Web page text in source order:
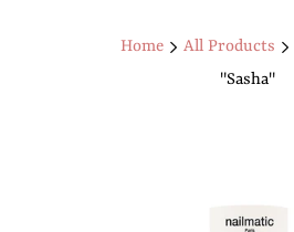
Home All Products
"Sasha"